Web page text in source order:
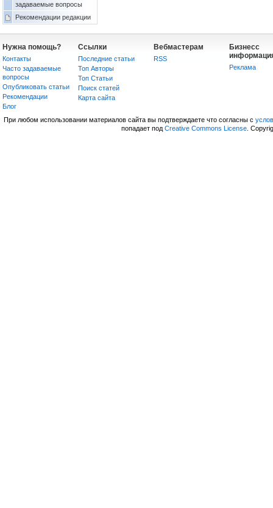
задаваемые вопросы
Рекомендации редакции
Нужна помощь?
Контакты
Часто задаваемые
вопросы
Опубликовать статьи
Рекомендации
Блог
Ссылки
Последние статьи
Топ Авторы
Топ Статьи
Поиск статей
Карта сайта
Вебмастерам
RSS
Бизнесс
Реклама
При любом использовании материалов сайта вы подтверждаете что согласны с
попадает под Creative Commons License.